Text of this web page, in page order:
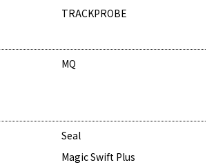
TRACKPROBE
MQ
Seal
Magic Swift Plus